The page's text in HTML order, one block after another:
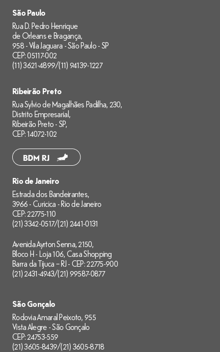
São Paulo
Rua D. Pedro Henrique
de Orleans e Bragança,
958 - Vila Jaguara - São Paulo - SP
CEP: 05117-002
(11) 3621-4899/(11) 94139-1227
Ribeirão Preto
Rua Sylvio de Magalhães Padilha, 230,
Distrito Empresarial,
Ribeirão Preto - SP,
CEP: 14072-102
Rio de Janeiro
Estrada dos Bandeirantes,
3966 - Curicica - Rio de Janeiro
CEP: 22775-110
(21) 3342-0517/(21) 2441-0131
Avenida Ayrton Senna, 2150,
Bloco H - Loja 106, Casa Shopping
Barra da Tijuca – RJ - CEP: 22775-900
(21) 2431-4943/(21) 99587-0877
São Gonçalo
Rodovia Amaral Peixoto, 955
Vista Alegre - São Gonçalo
CEP: 24753-559
(21) 3605-8439/(21) 3605-8718